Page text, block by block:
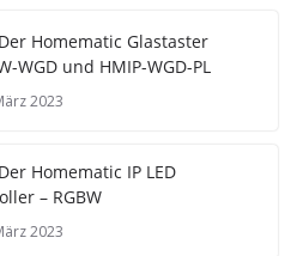
Homematic Glastaster
WGD und HMIP-WGD-PL
2023
Homematic IP LED
– RGBW
2023